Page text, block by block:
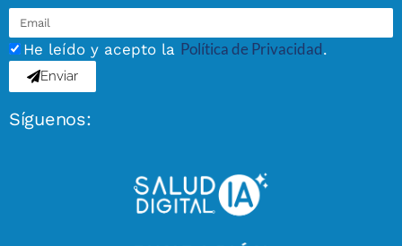
He leído y acepto la Política de Privacidad.
Enviar
Síguenos: